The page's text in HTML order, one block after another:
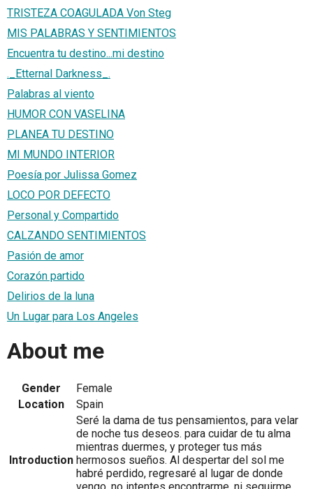
TRISTEZA COAGULADA Von Steg
MIS PALABRAS Y SENTIMIENTOS
Encuentra tu destino...mi destino
._Etternal Darkness_.
Palabras al viento
HUMOR CON VASELINA
PLANEA TU DESTINO
MI MUNDO INTERIOR
Poesía por Julissa Gomez
LOCO POR DEFECTO
Personal y Compartido
CALZANDO SENTIMIENTOS
Pasión de amor
Corazón partido
Delirios de la luna
Un Lugar para Los Angeles
About me
Gender
Female
Location
Spain
Introduction
Seré la dama de tus pensamientos, para velar
de noche tus deseos. para cuidar de tu alma
mientras duermes, y proteger tus más
hermosos sueños. Al despertar del sol me
habré perdido, regresaré al lugar de donde
vengo, no intentes encontrarme, ni seguirme,